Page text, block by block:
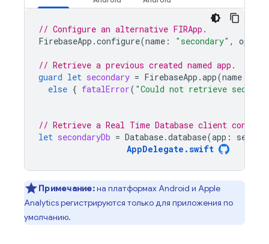
// Configure an alternative FIRApp.
FirebaseApp .configure(name : "secondary" ,
// Retrieve a previous created named app.
guard let secondary = FirebaseApp .app(name
else { fatalError( "Could not retrieve
// Retrieve a Real Time Database client
let secondaryDb = Database.database(app :
AppDelegate .swift
Примечание:на платформах Android и Apple
Analyticsрегистрируются только для приложения по
умолчанию.